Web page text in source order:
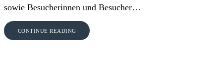
sowie Besucherinnen und Besucher…
CONTINUE READING